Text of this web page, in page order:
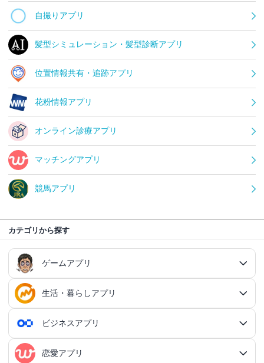
自撮りアプリ
髪型シミュレーション・髪型診断アプリ
位置情報共有・追跡アプリ
花粉情報アプリ
オンライン診療アプリ
マッチングアプリ
競馬アプリ
カテゴリから探す
ゲームアプリ
ゲームアプリ総合
RPGアプリ
RPGアプリ総合
アクションゲームアプリ
生活・暮らしアプリ
生活・暮らしアプリ総合
ファイナンスアプリ
ビジネスアプリ
ビジネスアプリ総合
恋愛アプリ